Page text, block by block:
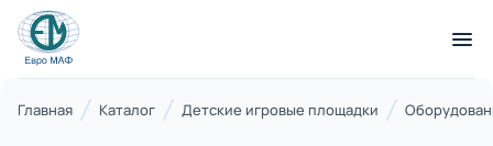
КАТАЛОГ ТОВАРОВ
Главная Каталог Детские игровые площадки